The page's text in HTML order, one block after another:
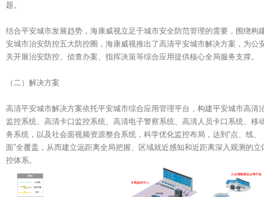
题。
结合平安城市发展趋势，海康威视立足于城市安全防范管理的需要，围绕构
安城市治安防控五大防控圈，海康威视推出了高清平安城市解决方案，为公
关开展治安防控、侦查办案、指挥决策等综合应用提供核心全局服务支撑。
（二）解决方案
高清平安城市解决方案依托平安城市综合应用管理平台，构建平安城市高清
监控系统、高清卡口监控系统、高清电子警察系统、高清人员卡口系统、移
务系统，以及社会面视频资源整合系统，科学优化监控布局，达到“点、线、
面”全覆盖，从而建立远距离全局把握、区域就近感知和近距离深入观测的立
控体系。